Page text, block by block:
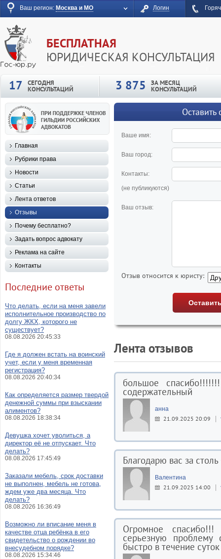
Ваш регион: Москва и МО Логин
БЕСПЛАТНАЯ
ЮРИДИЧЕСКАЯ КОНСУЛЬТАЦИЯ
17
СЕГОДНЯ
КОНСУЛЬТАЦИЙ 3 875 ЗА МЕСЯЦ
КОНСУЛЬТАЦИЙ
Ваше имя:
Ваш город:
Контакты:
(не публикуются)
Ваш отзыв:
Отзыв относится к юристу:
Лента отзывов
большое
содержательный
анна
21.09.2025 20:09
Благодарю вас за
Валентина
21.09.2025 14:00
Огромное
серьезную проблему
быстро в течение
Главная
Рубрики права
Новости
Статьи
Лента ответов
Отзывы
Почему бесплатно?
Задать вопрос адвокату
Реклама на сайте
Контакты
Последние ответы
Что делать, если на меня завели
исполнительное производство по
долгу ЖКХ, которого не
существует?
08.08.2026 20:45:33
Где я должен встать на воинский
учет, если у меня временная
регистрация?
08.08.2026 20:40:34
Как определяется размер твердой
денежной суммы при взыскании
алиментов?
08.08.2026 18:38:34
Девушка хочет уволиться, а
директор её не отпускает. Что
делать?
08.08.2026 17:45:49
Заказали мебель, срок доставки
не выполнен, мебель не готова,
ждем уже два месяца. Что
делать?
08.08.2026 16:36:49
Возможно ли вписание меня в
качестве отца ребёнка в его
свидетельство о рождении во
внесудебном порядке?
08.08.2026 15:34:46